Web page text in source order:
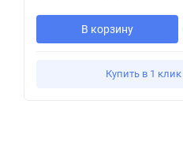
В корзину
Купить в 1 клик